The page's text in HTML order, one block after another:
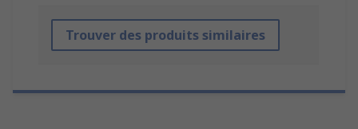
Trouver des produits similaires